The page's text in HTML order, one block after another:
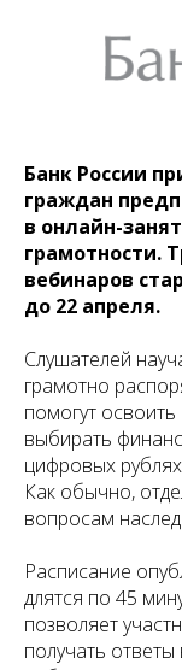
Банк России
граждан
в онлайн-
грамотности.
вебинаров
до 22 апреля.
Слушателей
грамотно
помогут
выбирать
цифровых
Как обычно,
вопросам
Расписание
длятся по 45
позволяет
получать